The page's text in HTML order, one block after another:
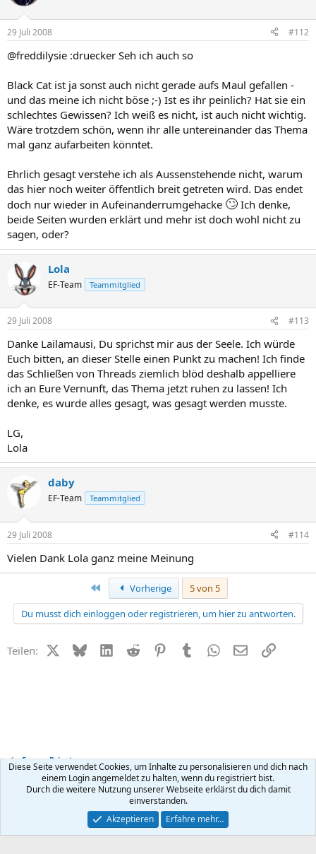
29 Juli 2008 #112
@freddilysie :druecker Seh ich auch so
Black Cat ist ja sonst auch nicht gerade aufs Maul gefallen -
und das meine ich nicht böse ;-) Ist es ihr peinlich? Hat sie ein
schlechtes Gewissen? Ich weiß es nicht, ist auch nicht wichtig.
Wäre trotzdem schön, wenn ihr alle untereinander das Thema
mal ganz aufarbeiten könntet.
Ehrlich gesagt verstehe ich als Aussenstehende nicht, warum
das hier noch weiter öffentlich breit getreten wird. Das endet
doch nur wieder in Aufeinanderrumgehacke 🙄 Ich denke,
beide Seiten wurden erklärt und mehr ist doch wohl nicht zu
sagen, oder?
Lola
EF-Team Teammitglied
29 Juli 2008 #113
Danke Lailamausi, Du sprichst mir aus der Seele. Ich würde
Euch bitten, an dieser Stelle einen Punkt zu machen! Ich finde
das Schließen von Threads ziemlich blöd deshalb appelliere
ich an Eure Vernunft, das Thema jetzt ruhen zu lassen! Ich
denke, es wurde alles gesagt, was gesagt werden musste.
LG,
Lola
daby
EF-Team Teammitglied
29 Juli 2008 #114
Vielen Dank Lola ganz meine Meinung
Erste Vorherige
5 von 5
Du musst dich einloggen oder registrieren, um hier zu antworten.
Teilen: X (Twitter)
BlueskyLinkedIn
Reddit PinterestTumblr WhatsApp
E-MailLink
Forum Privat
Kontakt Nutzungsbedingungen Datenschutz Hilfe
R
Community platform by XenForo ® © 2010-2026 XenForo Ltd.
Diese Seite verwendet Cookies, um Inhalte zu personalisieren und dich nach
einem Login angemeldet zu halten, wenn du registriert bist.
Durch die weitere Nutzung unserer Webseite erklärst du dich damit
einverstanden.
Akzeptieren
Erfahre mehr…